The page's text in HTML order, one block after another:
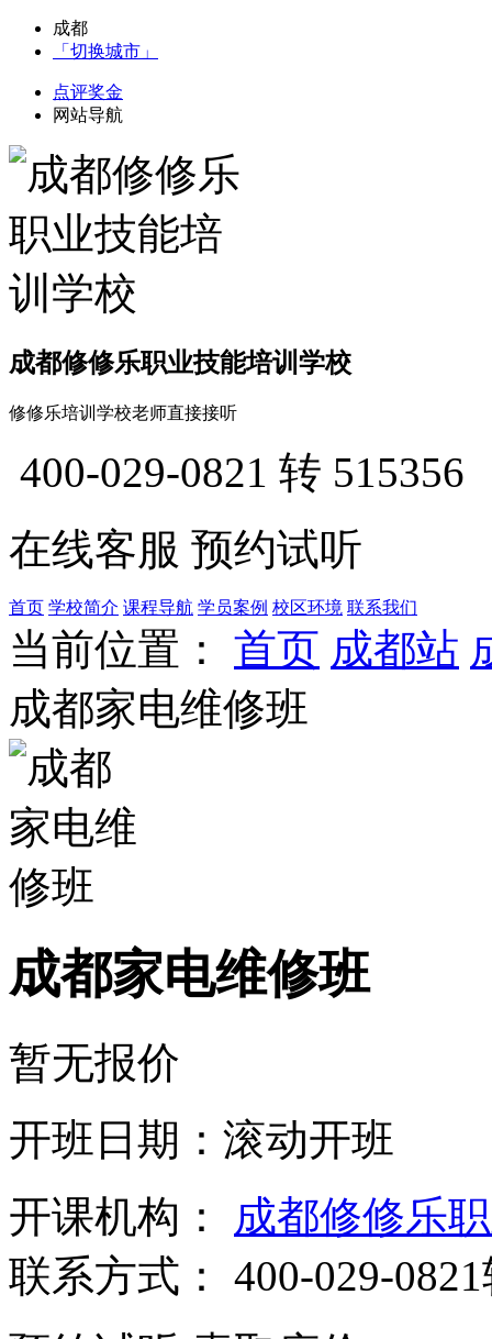
成都
「切换城市」
点评奖金
网站导航
成都修修乐职业技能培训学校
修修乐培训学校老师直接接听
400-029-0821 转 515356
在线客服 预约试听
首页 学校简介 课程导航 学员案例 校区环境 联系我们
当前位置： 首页 成都站
成都家电维修班
成都家电维修班
暂无报价
开班日期：滚动开班
开课机构：
成都修修乐
联系方式：
400-029-